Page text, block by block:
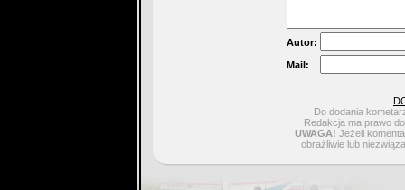
Autor:
Mail:
Do dodania
Redakcja ma prawo
UWAGA! Jeżeli
obraźliwie lub